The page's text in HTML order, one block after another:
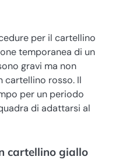
per il cartellino
temporanea di un
gravi ma non
cartellino rosso. Il
per un periodo
di adattarsi al
cartellino giallo